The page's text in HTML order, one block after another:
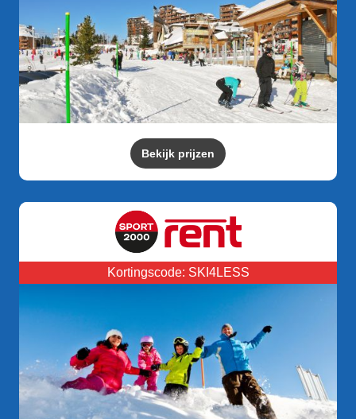
Bekijk prijzen
Kortingscode: SKI4LESS